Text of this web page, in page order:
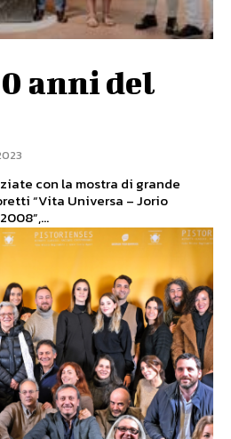
anni del
con la mostra di grande
“Vita Universa – Jorio